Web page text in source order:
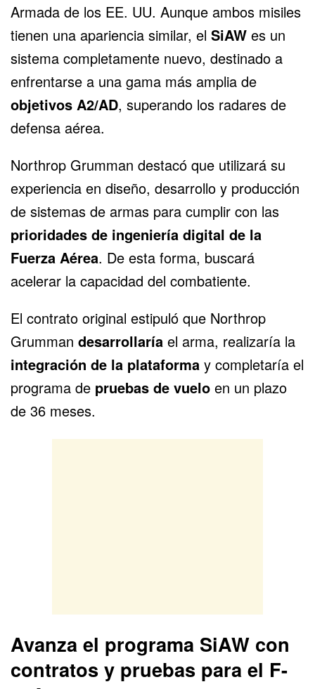
Armada de los EE. UU. Aunque ambos misiles
tienen una apariencia similar, el SiAW es un
sistema completamente nuevo, destinado a
enfrentarse a una gama más amplia de
objetivos A2/AD, superando los radares de
defensa aérea.
Northrop Grumman destacó que utilizará su
experiencia en diseño, desarrollo y producción
de sistemas de armas para cumplir con las
prioridades de ingeniería digital de la
Fuerza Aérea. De esta forma, buscará
acelerar la capacidad del combatiente.
El contrato original estipuló que Northrop
Grumman desarrollaría el arma, realizaría la
integración de la plataforma y completaría el
programa de pruebas de vuelo en un plazo
de 36 meses.
Avanza el programa SiAW con
contratos y pruebas para el F-